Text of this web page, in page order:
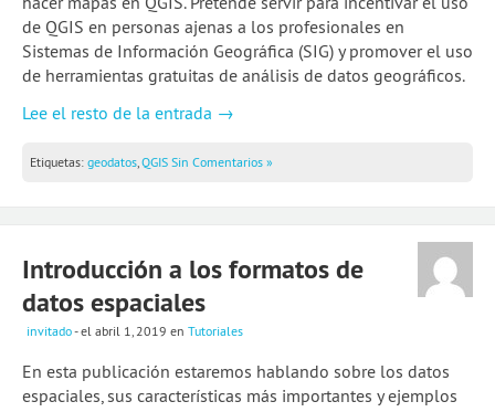
de QGIS en personas ajenas a los profesionales en
Sistemas de Información Geográfica (SIG) y promover el uso
de herramientas gratuitas de análisis de datos geográficos.
Lee el resto de la entrada →
Etiquetas: geodatos,QGIS Sin Comentarios »
Introducción a los formatos de
datos espaciales
invitado- el abril 1, 2019 en Tutoriales
En esta publicación estaremos hablando sobre los datos
espaciales, sus características más importantes y ejemplos